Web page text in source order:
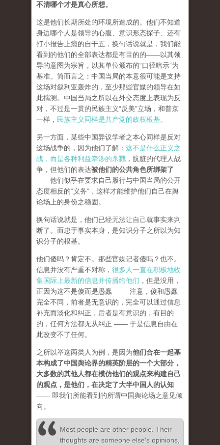
不清哪个才是真心所想。
这是他们长期所处的环境所造成的。他们不知道
身边哪个人是领导的心腹、意识形态探子、还有
打小报告上瘾的自干五，换句话说就是，我们能
看到的他们的全部表达都是有目的的——以其领
导的意图为宗旨，以其单位颁布的“口径暗示”为
基准。简而言之：中国当局的本意很可能是支持
这场对叙利亚轰炸的，至少那些官媒的领导在如
此揣测。中国当局之所以在外交态度上表现为反
对，不过是一贯的民族主义“反美”立场，和普京
一样， 民族主义同样是共产党的政权根基。
另一方面，某些中国异议学者之本心同样是反对
这场战争的，因为他们了解： 这不是什么正义之
战，而是各种利益牵涉的杀戮 ，肮脏的代理人战
争，但他们的表达被他们的公共角色所绑架了
——他们似乎在要求自己履行与中国当局的公开
态度相反的“义务”，这样才能维护他们自己在舆
论场上的身份之稳固。
换句话说就是，他们已经无法让自己就事实来判
断了。而忠于事实本身，是知识分子之所以为知
识分子的根基。
他们傻吗？肯定不。那些官媒记者傻吗？也不。
信息并没有严重不对称， 很多人一直在积极地收
集国际上最新的信息并传播给他们 ，但是没用，
正因为这不是傻而是愚蠢 —— 注意，傻和愚蠢
完全不同，前者是无意识的，完全可以通过信息
补充而淡化和纠正，后者是有意识的，有目的
的，任何方法都无从纠正 —— 于是信息自由在
此改变不了任何。
之所以举这两类人为例，是因为他们合在一起基
本构成了中国舆论界的精英阶层的一个大部分，
大多数的其他人都在模仿他们的观点来构建自己
的观点，是他们，在决定了大半中国人的认知
—— 即我们所能看到的所谓中国舆论场之意见倾
向。
Most people are other people. Their
thoughts are someone else's opinions,